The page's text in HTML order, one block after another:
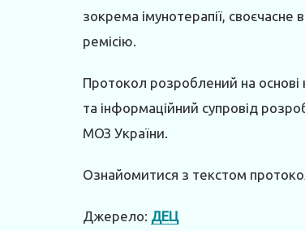
зокрема імунотерапії,
ремісію.
Протокол розроблений на основі
та інформаційний супровід
МОЗ України.
Ознайомитися з текстом
Джерело: ДЕЦ